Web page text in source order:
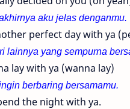
aku jelas denganmu.
perfect day with ya
lainnya yang sempurna
lay with ya (wanna lay)
berbaring bersamamu.
the night with ya.